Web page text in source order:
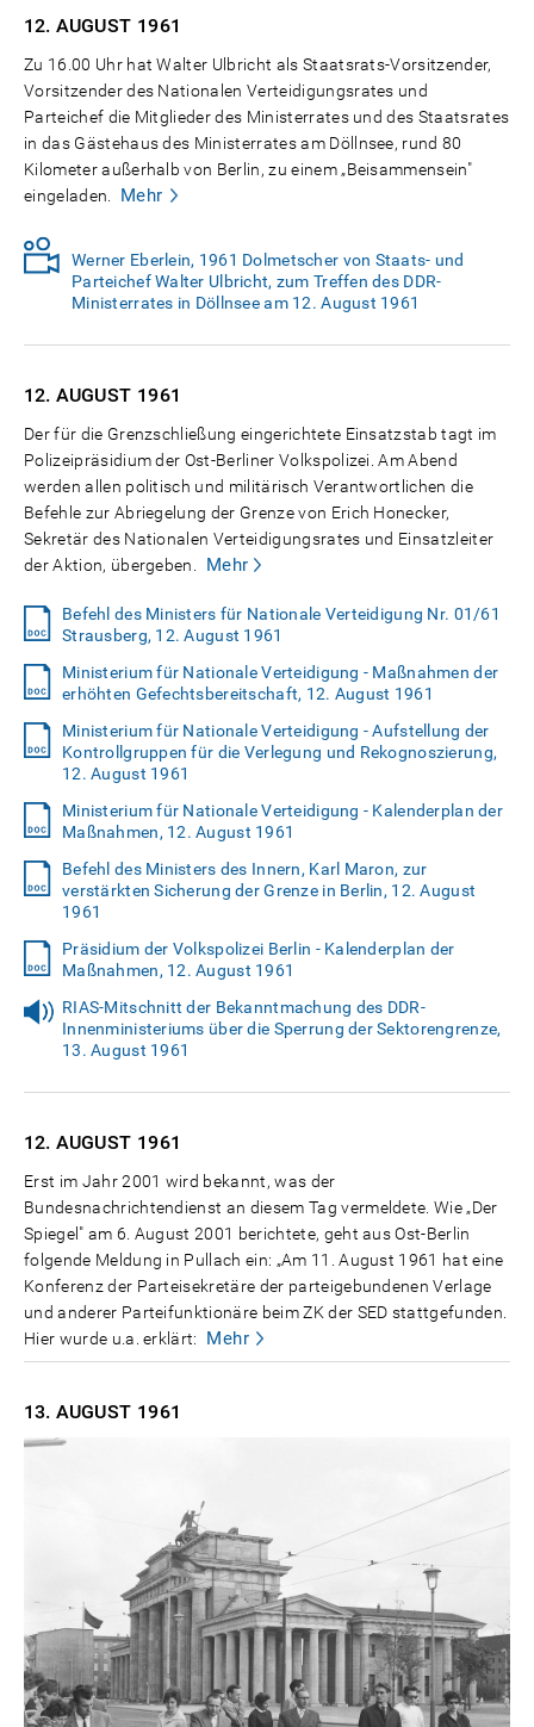
12. AUGUST 1961
Zu 16.00 Uhr hat Walter Ulbricht als Staatsrats-Vorsitzender,
Vorsitzender des Nationalen Verteidigungsrates und
Parteichef die Mitglieder des Ministerrates und des Staatsrates
in das Gästehaus des Ministerrates am Döllnsee, rund 80
Kilometer außerhalb von Berlin, zu einem „Beisammensein"
eingeladen.
Mehr
Werner Eberlein, 1961 Dolmetscher von Staats- und
Parteichef Walter Ulbricht, zum Treffen des DDR-
Ministerrates in Döllnsee am 12. August 1961
12. AUGUST 1961
Der für die Grenzschließung eingerichtete Einsatzstab tagt im
Polizeipräsidium der Ost-Berliner Volkspolizei. Am Abend
werden allen politisch und militärisch Verantwortlichen die
Befehle zur Abriegelung der Grenze von Erich Honecker,
Sekretär des Nationalen Verteidigungsrates und Einsatzleiter
der Aktion, übergeben.
Mehr
Befehl des Ministers für Nationale Verteidigung Nr. 01/61
Strausberg, 12. August 1961
Ministerium für Nationale Verteidigung - Maßnahmen der
erhöhten Gefechtsbereitschaft, 12. August 1961
Ministerium für Nationale Verteidigung - Aufstellung der
Kontrollgruppen für die Verlegung und Rekognoszierung,
12. August 1961
Ministerium für Nationale Verteidigung - Kalenderplan der
Maßnahmen, 12. August 1961
Befehl des Ministers des Innern, Karl Maron, zur
verstärkten Sicherung der Grenze in Berlin, 12. August
1961
Präsidium der Volkspolizei Berlin - Kalenderplan der
Maßnahmen, 12. August 1961
RIAS-Mitschnitt der Bekanntmachung des DDR-
Innenministeriums über die Sperrung der Sektorengrenze,
13. August 1961
12. AUGUST 1961
Erst im Jahr 2001 wird bekannt, was der
Bundesnachrichtendienst an diesem Tag vermeldete. Wie „Der
Spiegel" am 6. August 2001 berichtete, geht aus Ost-Berlin
folgende Meldung in Pullach ein: „Am 11. August 1961 hat eine
Konferenz der Parteisekretäre der parteigebundenen Verlage
und anderer Parteifunktionäre beim ZK der SED stattgefunden.
Hier wurde u.a. erklärt:
Mehr
13. AUGUST 1961